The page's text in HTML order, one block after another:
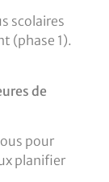
scolaires
(phase 1).
de
pour
planifier